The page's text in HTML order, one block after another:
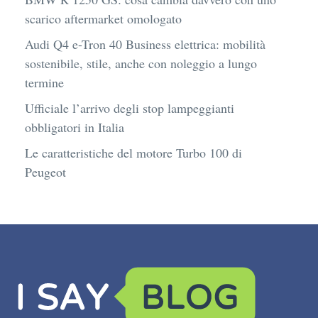
scarico aftermarket omologato
Audi Q4 e-Tron 40 Business elettrica: mobilità
sostenibile, stile, anche con noleggio a lungo
termine
Ufficiale l’arrivo degli stop lampeggianti
obbligatori in Italia
Le caratteristiche del motore Turbo 100 di
Peugeot